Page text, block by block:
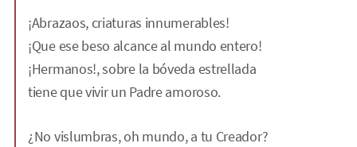
¡Abrazaos, criaturas innumerables!
¡Que ese beso alcance al mundo entero!
¡Hermanos!, sobre la bóveda estrellada
tiene que vivir un Padre amoroso.
¿No vislumbras, oh mundo, a tu Creador?